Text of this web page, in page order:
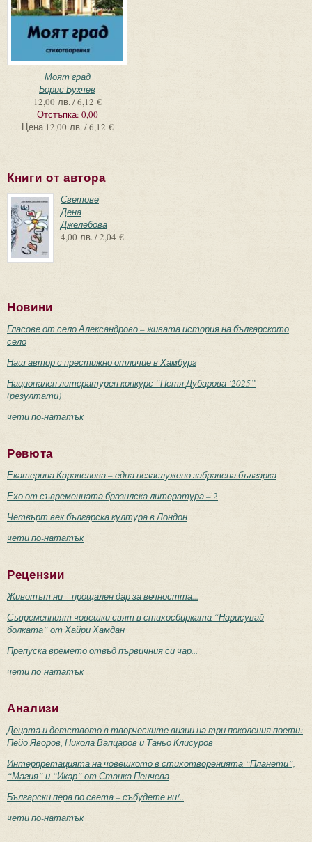
Моят град
Борис Бухчев
12,00 лв. / 6,12 €
Отстъпка: 0,00
Цена 12,00 лв. / 6,12 €
Книги от автора
Светове
Дена
Джелебова
4,00 лв. / 2,04 €
Новини
Гласове от село Александрово – живата история на българското
село
Наш автор с престижно отличие в Хамбург
Национален литературен конкурс “Петя Дубарова ‘2025”
(резултати)
чети по-нататък
Ревюта
Екатерина Каравелова – една незаслужено забравена българка
Ехо от съвременната бразилска литература – 2
Четвърт век българска култура в Лондон
чети по-нататък
Рецензии
Животът ни – прощален дар за вечността...
Съвременният човешки свят в стихосбирката “Нарисувай
болката” от Хайри Хамдан
Препуска времето отвъд първичния си чар...
чети по-нататък
Анализи
Децата и детството в творческите визии на три поколения поети:
Пейо Яворов, Никола Вапцаров и Таньо Клисуров
Интерпретацията на човешкото в стихотворенията “Планети”,
“Магия” и “Икар” от Станка Пенчева
Български пера по света – събудете ни!..
чети по-нататък